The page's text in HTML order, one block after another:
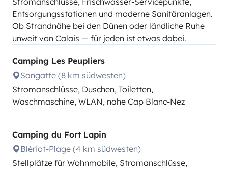
Entsorgungsstationen und moderne Sanitäranlagen.
Ob Strandnähe bei den Dünen oder ländliche Ruhe
unweit von Calais — für jeden ist etwas dabei.
Camping Les Peupliers
Sangatte (8 km südwesten)
Stromanschlüsse, Duschen, Toiletten,
Waschmaschine, WLAN, nahe Cap Blanc-Nez
Camping du Fort Lapin
Blériot-Plage (4 km südwesten)
Stellplätze für Wohnmobile, Stromanschlüsse,